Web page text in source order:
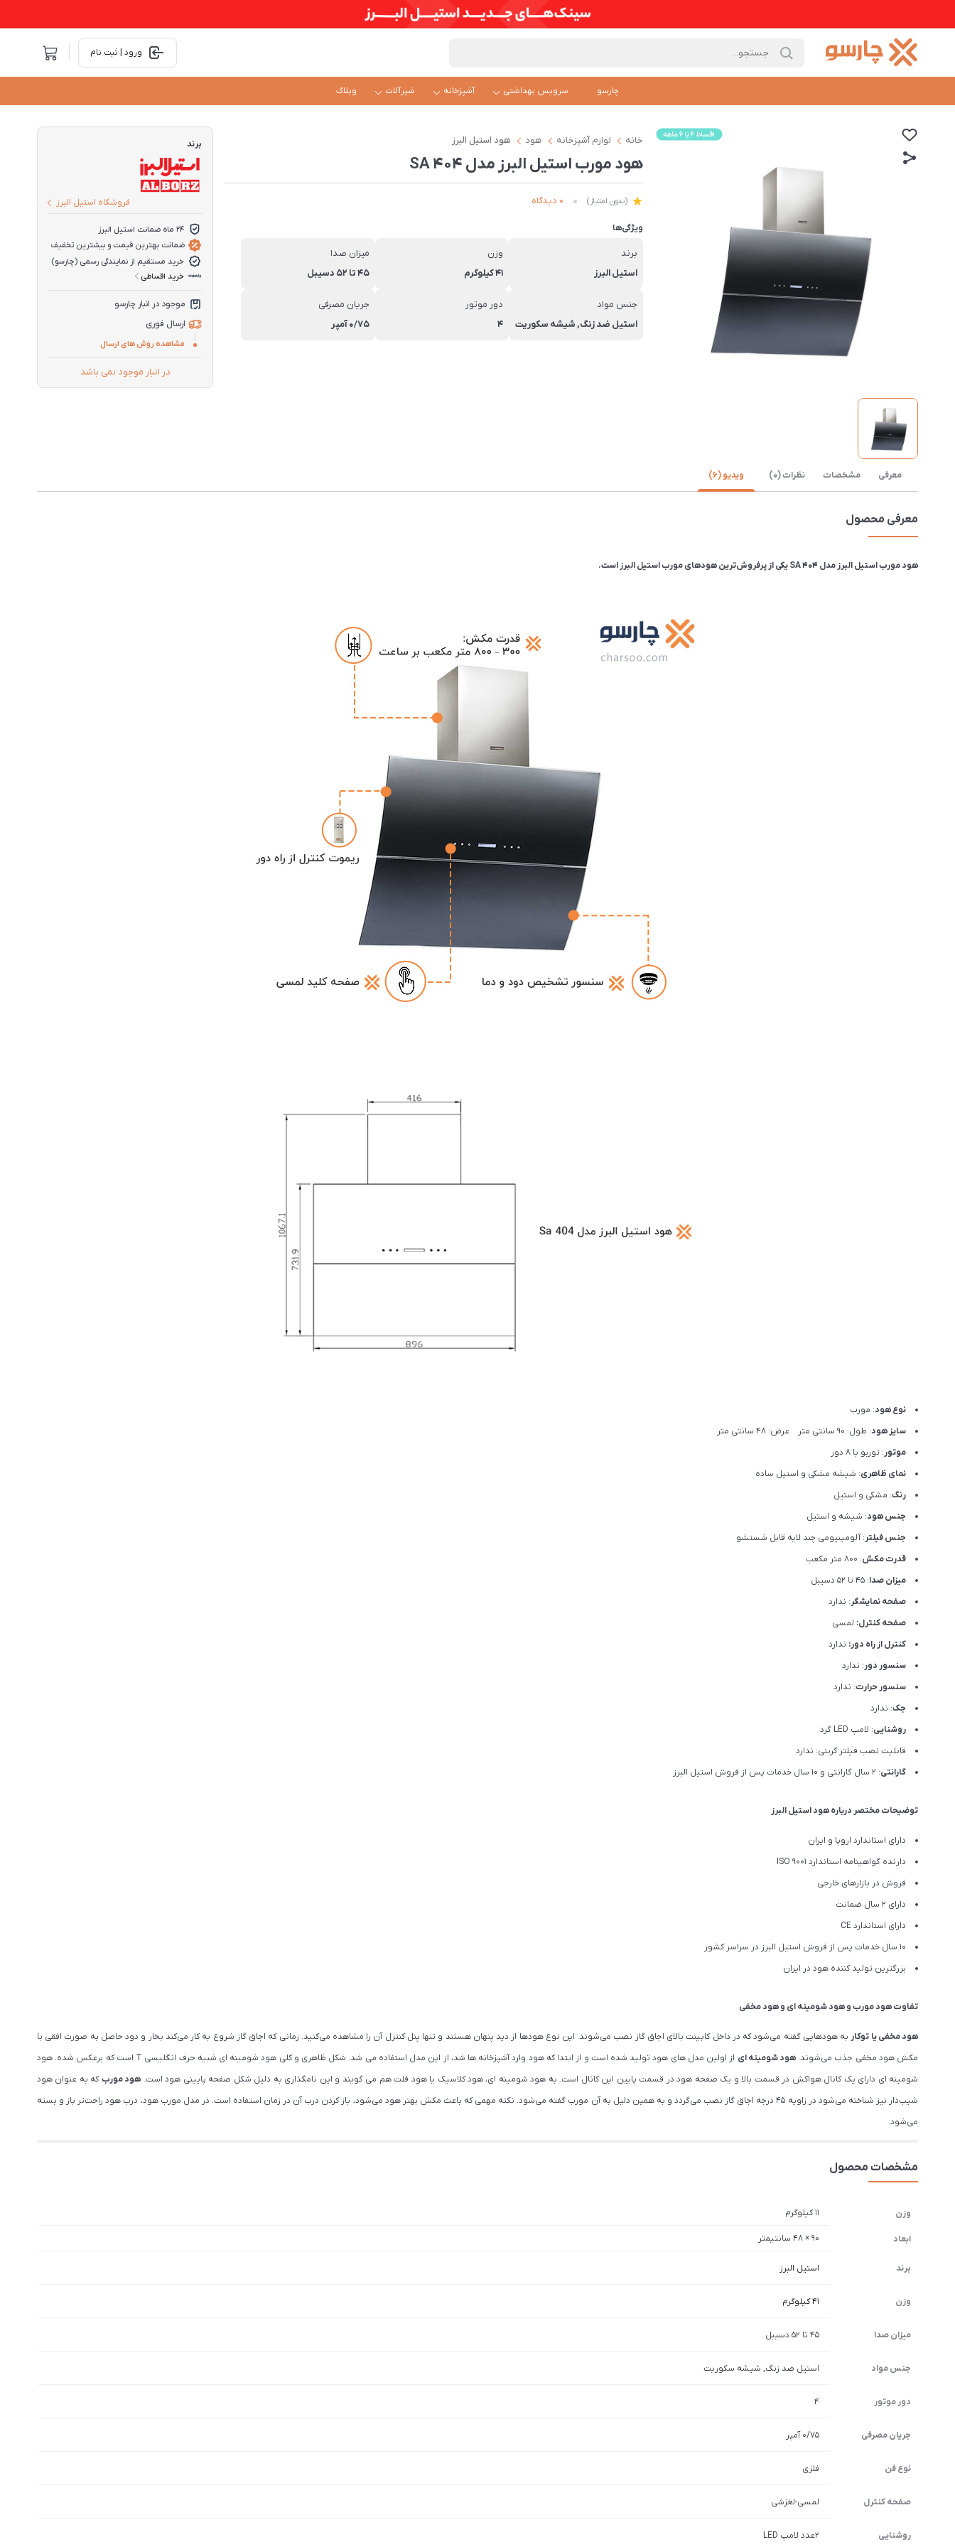
ورود | ثبت نام
چارسو سرویس بهداشتی آشپزخانه شیرآلات وبلاگ
خانه لوازم آشپزخانه هود هود استیل البرز
هود مورب استیل البرز مدل SA 404
(بدون امتیاز) 0 دیدگاه
ویژگی‌ها
برند
استیل البرز
وزن
41 کیلوگرم
میزان صدا
45 تا 52 دسیبل
جنس مواد
استیل ضد زنگ, شیشه سکوریت
دور موتور
4
جریان مصرفی
0/75 آمپر
برند
فروشگاه استیل البرز
24 ماه ضمانت استیل البرز
ضمانت بهترین قیمت و بیشترین تخفیف
خرید مستقیم از نمایندگی رسمی (چارسو)
خرید اقساطی
موجود در انبار چارسو
ارسال فوری
مشاهده روش های ارسال
در انبار موجود نمی باشد
معرفی مشخصات نظرات (0) ویدیو (6)
معرفی محصول
هود مورب استیل البرز مدل SA 404 یکی از پرفروش‌ترین هودهای مورب استیل البرز است‌.
نوع هود: مورب
سایز هود: طول: 90 سانتی متر عرض: 48 سانتی متر
موتور: توربو با 8 دور
نمای ظاهری: شیشه مشکی و استیل ساده
رنگ: مشکی و استیل
جنس هود: شیشه و استیل
جنس فیلتر: آلومینیومی چند لایه قابل شستشو
قدرت مکش: 800 متر مکعب
میزان صدا: 45 تا 52 دسیبل
صفحه نمایشگر: ندارد
صفحه کنترل: لمسی
کنترل از راه دور: ندارد
سنسور دور: ندارد
سنسور حرارت: ندارد
جک: ندارد
روشنایی: لامپ LED گرد
قابلیت نصب فیلتر کربنی: ندارد
گارانتی: 2 سال گارانتی و 10 سال خدمات پس از فروش استیل البرز
توضیحات مختصر درباره هود استیل البرز
دارای استاندارد اروپا و ایران
دارنده گواهینامه استاندارد ISO 9001
فروش در بازارهای خارجی
دارای 2 سال ضمانت
دارای استاندارد CE
10 سال خدمات پس از فروش استیل البرز در سراسر کشور
بزرگترین تولید کننده هود در ایران
تفاوت هود مورب و هود شومینه ای و هود مخفی
هود مخفی یا توکار به هودهایی گفته می‌شود که در داخل کابینت بالای اجاق گاز نصب می‌شوند. این نوع هودها از دید پنهان هستند و تنها پنل کنترل آن را مشاهده می‌کنید. زمانی که اجاق گاز شروع به کار می‌کند بخار و دود حاصل به صورت افقی با
مکش هود مخفی جذب می‌شوند.هود شومینه ای
از اولین مدل های هود تولید شده است و از ابتدا که هود وارد آشپزخانه ها شد، از این مدل استفاده می شد. شکل ظاهری و کلی هود شومینه ای شبیه حرف انگلیسی T است که برعکس شده. هود
شومینه ای دارای یک کانال هواکش در قسمت بالا و یک صفحه هود در قسمت پایین این کانال است. به هود شومینه ای، هود کلاسیک یا هود فلت هم می گویند و این نامگذاری به دلیل شکل صفحه پایینی هود است.هود موربکه به عنوان هود
شیب‌دار نیز شناخته می‌شود در زاویه ۴۵ درجه اجاق گاز نصب می‌گردد و به همین دلیل به آن مورب گفته می‌شود. نکته مهمی که باعث مکش بهتر هود می‌شود، باز کردن درب آن در زمان استفاده است. در مدل مورب هود، درب هود راحت‌تر باز و بسته
می‌شود.
مشخصات محصول
وزن 11 کیلوگرم
ابعاد 90 × 48 سانتیمتر
برند استیل البرز
وزن 41 کیلوگرم
میزان صدا 45 تا 52 دسیبل
جنس مواد استیل ضد زنگ, شیشه سکوریت
دور موتور 4
جریان مصرفی 0/75 آمپر
نوع فن فلزی
صفحه کنترل لمسی-لغزشی
روشنایی 2عدد لامپ LED